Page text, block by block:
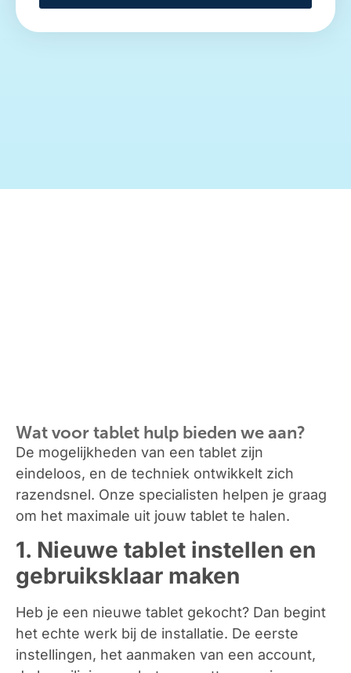
Wat voor tablet hulp bieden we aan?
De mogelijkheden van een tablet zijn
eindeloos, en de techniek ontwikkelt zich
razendsnel. Onze specialisten helpen je graag
om het maximale uit jouw tablet te halen.
1. Nieuwe tablet instellen en
gebruiksklaar maken
Heb je een nieuwe tablet gekocht? Dan begint
het echte werk bij de installatie. De eerste
instellingen, het aanmaken van een account,